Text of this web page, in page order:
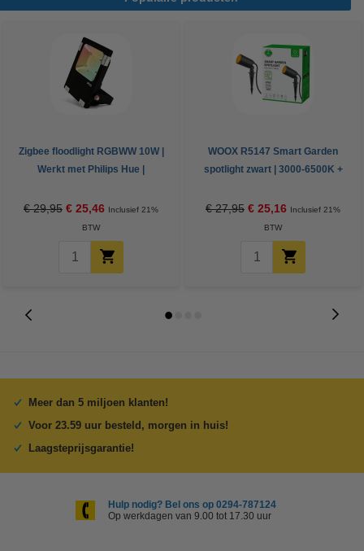
Zigbee floodlight RGBWW 10W |
Werkt met Philips Hue |
€ 29,95 € 25,46 Inclusief 21%
BTW
WOOX R5147 Smart Garden
spotlight zwart | 3000-6500K +
€ 27,95 € 25,16 Inclusief 21%
BTW
Meer dan 5 miljoen klanten!
Voor 23.59 uur besteld, morgen in huis!
Laagsteprijsgarantie!
Hulp nodig? Bel ons op 0294-787124
Op werkdagen van 9.00 tot 17.30 uur